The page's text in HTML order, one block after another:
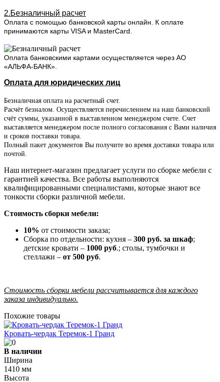
2.Безналичный расчет
Оплата с помощью банковской карты онлайн. К оплате
принимаются карты VISA и MasterCard.
Оплата банковскими картами осуществляется через АО
«АЛЬФА-БАНК».
Оплата для юридических лиц
Безналичная оплата на расчетный счет.
Расчёт безналом. Осуществляется перечислением на наш банковский
счёт суммы, указанной в выставленном менеджером счете. Счет
выставляется менеджером после полного согласования с Вами наличия
и сроков поставки товара.
Полный пакет документов Вы получите во время доставки товара или
почтой.
Наш интернет-магазин предлагает услуги по сборке мебели с
гарантией качества. Все работы выполняются
квалифицированными специалистами, которые знают все
тонкости сборки различной мебели.
Стоимость сборки мебели:
10% от стоимости заказа;
Сборка по отдельности: кухня – 300 руб. за шкаф;
детские кровати – 1000 руб.; столы, тумбочки и
стеллажи – от 500 руб.
Стоимость сборки мебели рассчитывается для каждого
заказа индивидуально.
Похожие товары
Кровать-чердак Теремок-1 Гранд
В наличии
Ширина
1410 мм
Высота